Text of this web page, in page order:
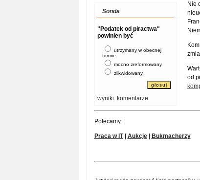
Sonda
"Podatek od piractwa"
powinien być
utrzymany w obecnej
formie
mocno zreformowany
zlikwidowany
wyniki komentarze
Nie
od
Polecamy:
Praca w IT| Aukcje| Bukmacherzy